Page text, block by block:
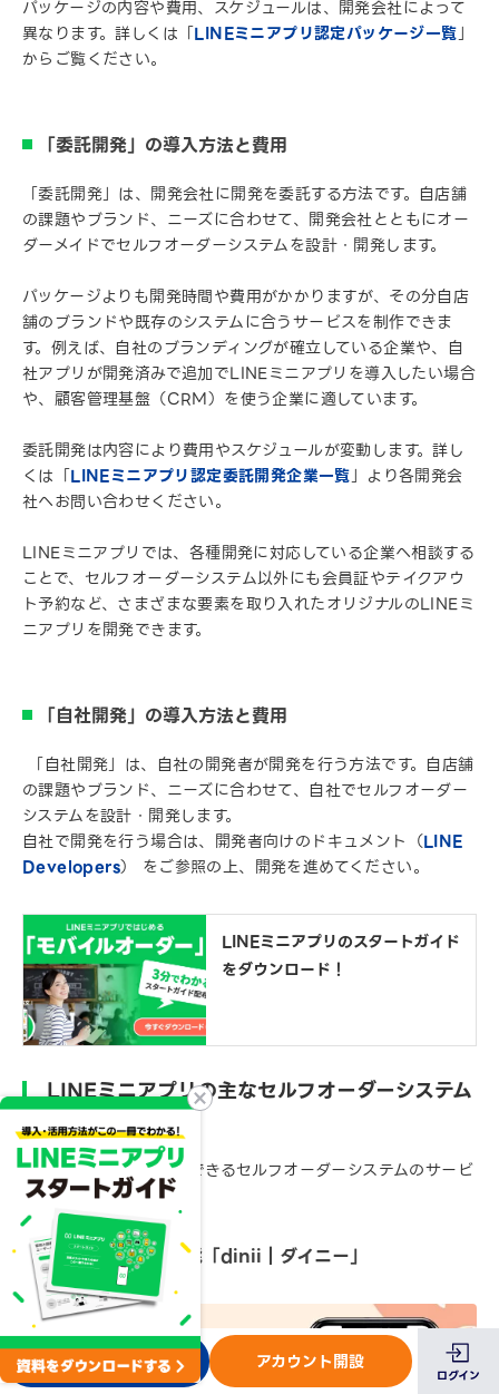
パッケージの内容や費用、スケジュールは、開発会社によって
異なります。詳しくは「LINEミニアプリ認定パッケージ一覧」
からご覧ください。
「委託開発」の導入方法と費用
「委託開発」は、開発会社に開発を委託する方法です。自店舗
の課題やブランド、ニーズに合わせて、開発会社とともにオー
ダーメイドでセルフオーダーシステムを設計・開発します。
パッケージよりも開発時間や費用がかかりますが、その分自店
舗のブランドや既存のシステムに合うサービスを制作できま
す。例えば、自社のブランディングが確立している企業や、自
社アプリが開発済みで追加でLINEミニアプリを導入したい場合
や、顧客管理基盤（CRM）を使う企業に適しています。
委託開発は内容により費用やスケジュールが変動します。詳し
くは「LINEミニアプリ認定委託開発企業一覧」より各開発会
社へお問い合わせください。
LINEミニアプリでは、各種開発に対応している企業へ相談する
ことで、セルフオーダーシステム以外にも会員証やテイクアウ
ト予約など、さまざまな要素を取り入れたオリジナルのLINEミ
ニアプリを開発できます。
「自社開発」の導入方法と費用
「自社開発」は、自社の開発者が開発を行う方法です。自店舗
の課題やブランド、ニーズに合わせて、自社でセルフオーダー
システムを設計・開発します。
自社で開発を行う場合は、開発者向けのドキュメント（LINE
Developers） をご参照の上、開発を進めてください。
LINEミニアプリのスタートガイド
をダウンロード！
LINEミニアプリの主なセルフオーダーシステム
のパッケージ
LINEミニアプリで導入できるセルフオーダーシステムのサービ
スを紹介します。
POSレジと連携可能「dinii｜ダイニー」
お問い合わせ アカウント開設
ログイン